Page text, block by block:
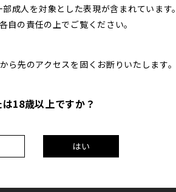
部成人を対象とした表現が含まれています。
自の責任の上で ご覧ください。
ら先のアクセスを固くお断りいたします。
18歳以上ですか？
はい